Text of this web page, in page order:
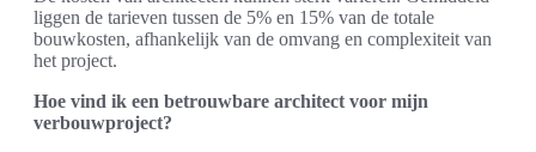
liggen de tarieven tussen de 5% en 15% van de totale
bouwkosten, afhankelijk van de omvang en complexiteit van
het project.
Hoe vind ik een betrouwbare architect voor mijn
verbouwproject?